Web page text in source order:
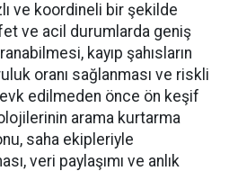
ve koordineli bir şekilde
ve acil durumlarda geniş
kayıp şahısların
oranı sağlanması ve riskli
edilmeden önce ön keşif
arama kurtarma
saha ekipleriyle
veri paylaşımı ve anlık